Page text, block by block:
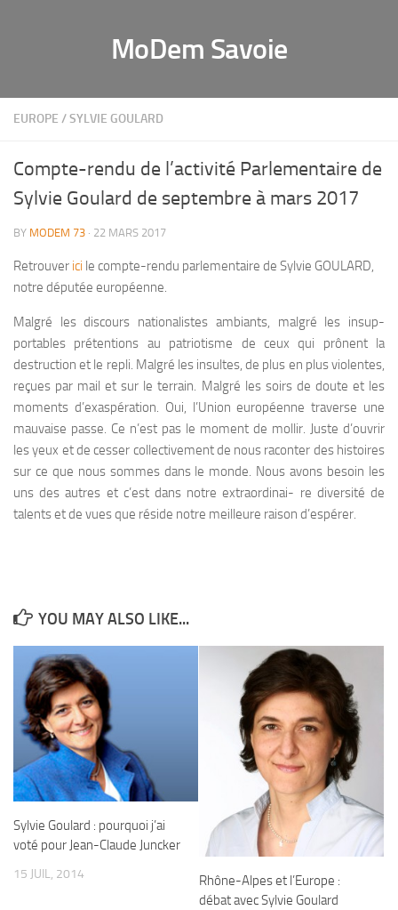
MoDem Savoie
EUROPE /SYLVIE GOULARD
Compte-rendu de l’activité Parlementaire de
Sylvie Goulard de septembre à mars 2017
BY MODEM 73 · 22 MARS 2017
Retrouver ici le compte-rendu parlementaire de Sylvie GOULARD,
notre députée européenne.
Malgré les discours nationalistes ambiants, malgré les insup-
portables prétentions au patriotisme de ceux qui prônent la
destruction et le repli. Malgré les insultes, de plus en plus violentes,
reçues par mail et sur le terrain. Malgré les soirs de doute et les
moments d’exaspération. Oui, l’Union européenne traverse une
mauvaise passe. Ce n’est pas le moment de mollir. Juste d’ouvrir
les yeux et de cesser collectivement de nous raconter des histoires
sur ce que nous sommes dans le monde. Nous avons besoin les
uns des autres et c’est dans notre extraordinai- re diversité de
talents et de vues que réside notre meilleure raison d’espérer.
YOU MAY ALSO LIKE...
Sylvie Goulard : pourquoi j’ai
voté pour Jean-Claude Juncker
15 JUIL, 2014
Rhône-Alpes et l’Europe :
débat avec Sylvie Goulard